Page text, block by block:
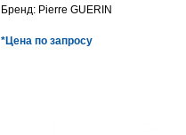
Бренд: Pierre GUERIN
*Цена по запросу